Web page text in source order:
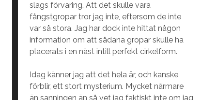
slags förvaring. Att det skulle vara
fångstgropar tror jag inte, eftersom de inte
var så stora. Jag har dock inte hittat någon
information om att sådana gropar skulle ha
placerats i en näst intill perfekt cirkelform.
Idag känner jag att det hela är, och kanske
förblir, ett stort mysterium. Mycket närmare
än sanningen än så vet jag faktiskt inte om jag